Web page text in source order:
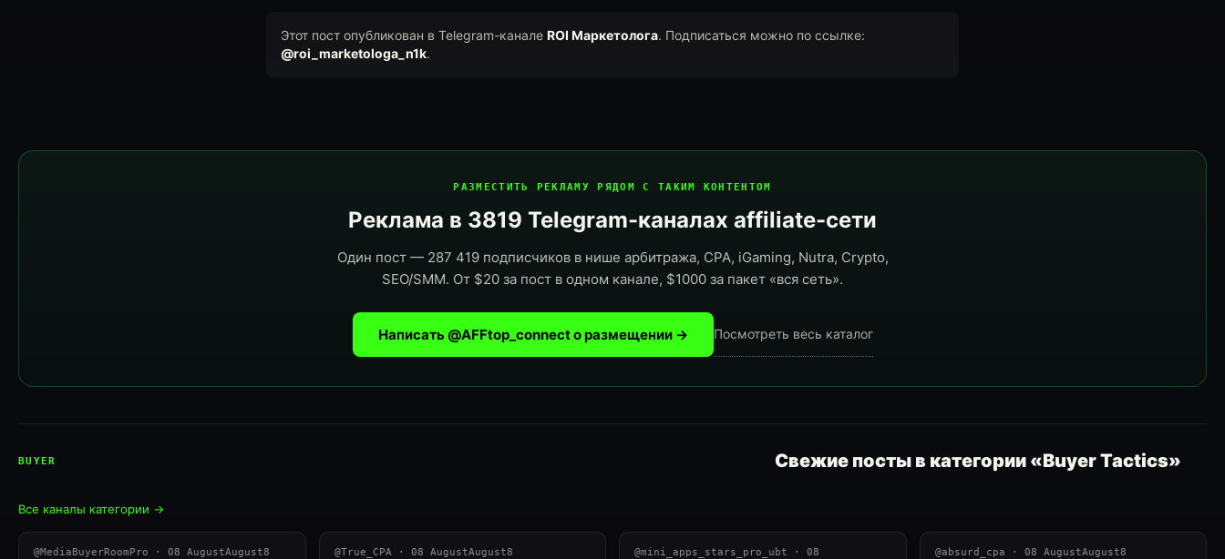
Этот пост опубликован в Telegram-канале ROI Маркетолога. Подписаться можно по ссылке:
@roi_marketologa_n1k.
РАЗМЕСТИТЬ РЕКЛАМУ РЯДОМ С ТАКИМ КОНТЕНТОМ
Реклама в 3819 Telegram-каналах affiliate-сети
Один пост — 287 419 подписчиков в нише арбитража, CPA, iGaming, Nutra, Crypto,
SEO/SMM. От $20 за пост в одном канале, $1000 за пакет «вся сеть».
Написать @AFFtop_connect о размещении → Посмотреть весь каталог
BUYER Свежие посты в категории «Buyer Tactics»
Все каналы категории →
@MediaBuyerRoomPro · 08 AugustAugust8 @True_CPA · 08 AugustAugust8
@mini_apps_stars_pro_ubt · 08
@absurd_cpa · 08 AugustAugust8